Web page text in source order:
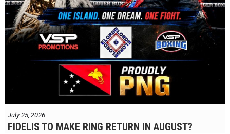
July 25, 2026
FIDELIS TO MAKE RING RETURN IN AUGUST?